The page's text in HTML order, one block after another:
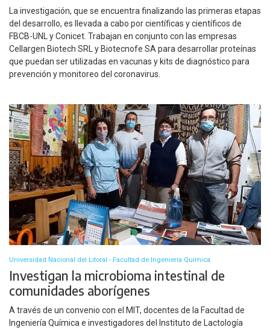
La investigación, que se encuentra finalizando las primeras etapas
del desarrollo, es llevada a cabo por científicas y científicos de
FBCB-UNL y Conicet. Trabajan en conjunto con las empresas
Cellargen Biotech SRL y Biotecnofe SA para desarrollar proteínas
que puedan ser utilizadas en vacunas y kits de diagnóstico para
prevención y monitoreo del coronavirus.
Universidad Nacional del Litoral - Facultad de Ingeniería Química
Investigan la microbioma intestinal de
comunidades aborígenes
A través de un convenio con el MIT, docentes de la Facultad de
Ingeniería Química e investigadores del Instituto de Lactología